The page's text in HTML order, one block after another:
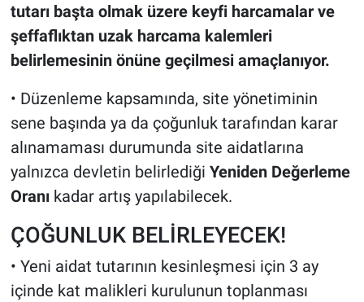
tutarı başta olmak üzere keyfi harcamalar ve
şeffaflıktan uzak harcama kalemleri
belirlemesinin önüne geçilmesi amaçlanıyor.
• Düzenleme kapsamında, site yönetiminin
sene başında ya da çoğunluk tarafından karar
alınamaması durumunda site aidatlarına
yalnızca devletin belirlediği Yeniden Değerleme
Oranıkadar artış yapılabilecek.
ÇOĞUNLUK BELİRLEYECEK!
• Yeni aidat tutarının kesinleşmesi için 3 ay
içinde kat malikleri kurulunun toplanması